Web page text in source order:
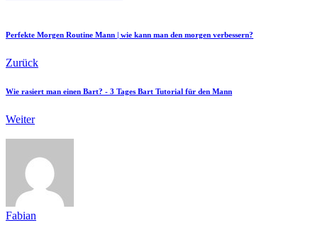
Perfekte Morgen Routine Mann | wie kann man den morgen verbessern?
Zurück
Wie rasiert man einen Bart? - 3 Tages Bart Tutorial für den Mann
Weiter
Fabian